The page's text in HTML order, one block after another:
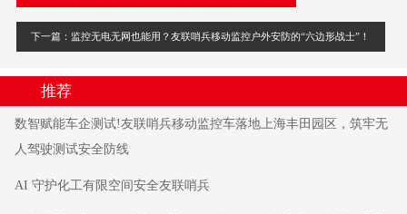
下一篇：监控无电无网也能用？友联哨兵移动监控户外安防的“六边形战士”！
推荐
数智赋能车企测试!友联哨兵移动监控车落地上海丰田园区，筑牢无
人驾驶测试安全防线
AI 守护化工有限空间安全友联哨兵